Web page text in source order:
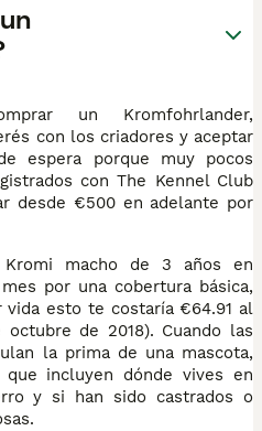
un Kromfohrlander,
con los criadores y aceptar
espera porque muy pocos
con The Kennel Club
desde €500 en adelante por
macho de 3 años en
por una cobertura básica,
vida esto te costaría €64.91 al
de 2018). Cuando las
la prima de una mascota,
que incluyen dónde vives en
y si han sido castrados o